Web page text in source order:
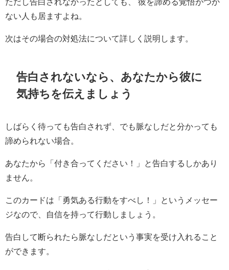
ない人も居ますよね。
次はその場合の対処法について詳しく説明します。
告白されないなら、あなたから彼に
気持ちを伝えましょう
しばらく待っても告白されず、でも脈なしだと分かっても
諦められない場合。
あなたから「付き合ってください！」と告白するしかあり
ません。
このカードは「勇気ある行動をすべし！」というメッセー
ジなので、自信を持って行動しましょう。
告白して断られたら脈なしだという事実を受け入れること
ができます。